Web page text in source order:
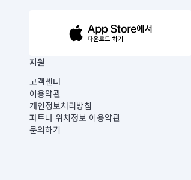
지원
고객센터
이용약관
개인정보처리방침
파트너 위치정보 이용약관
문의하기